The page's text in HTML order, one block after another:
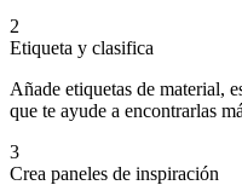
2
Etiqueta y clasifica
Añade etiquetas de material,
que te ayude a encontrarlas
3
Crea paneles de inspiración